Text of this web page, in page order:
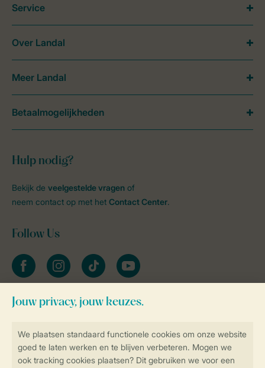
Veilig en snel online boeken
Hulp nodig?
Bekijk de veelgestelde vragen of
neem contact op met het Contact Center.
Follow Us
facebookinstagramtiktok youtube
Blijf op de hoogte
Service
Over Landal
Meer Landal
Betaalmogelijkheden